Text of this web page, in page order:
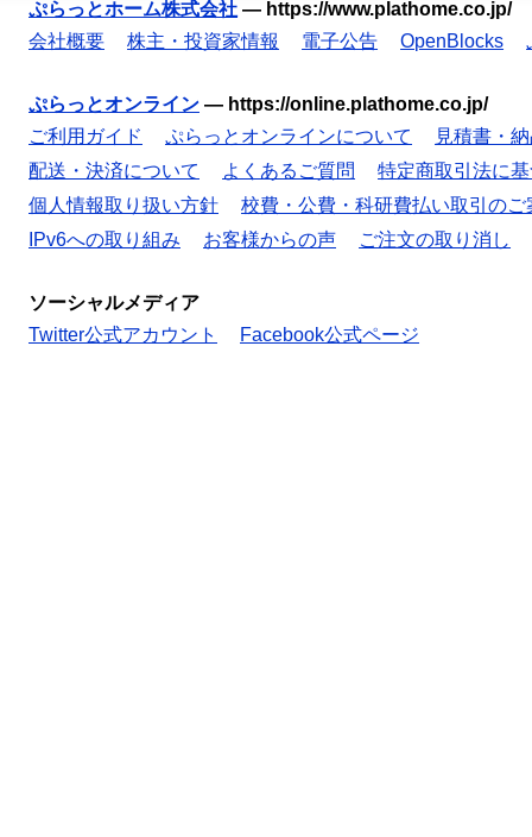
ぷらっとホーム株式会社 — https://www.plathome.co.jp/
会社概要
株主・投資家情報 電子公告 OpenBlocks
ぷらっとオンライン — https://online.plathome.co.jp/
ご利用ガイド
ぷらっとオンラインについて
見積書・
配送・決済について
よくあるご質問
特定商取引法に
個人情報取り扱い方針
校費・公費・科研費払い取引のご
IPv6への取り組み
お客様からの声 ご注文の取り消し
ソーシャルメディア
Twitter公式アカウント
Facebook公式ページ